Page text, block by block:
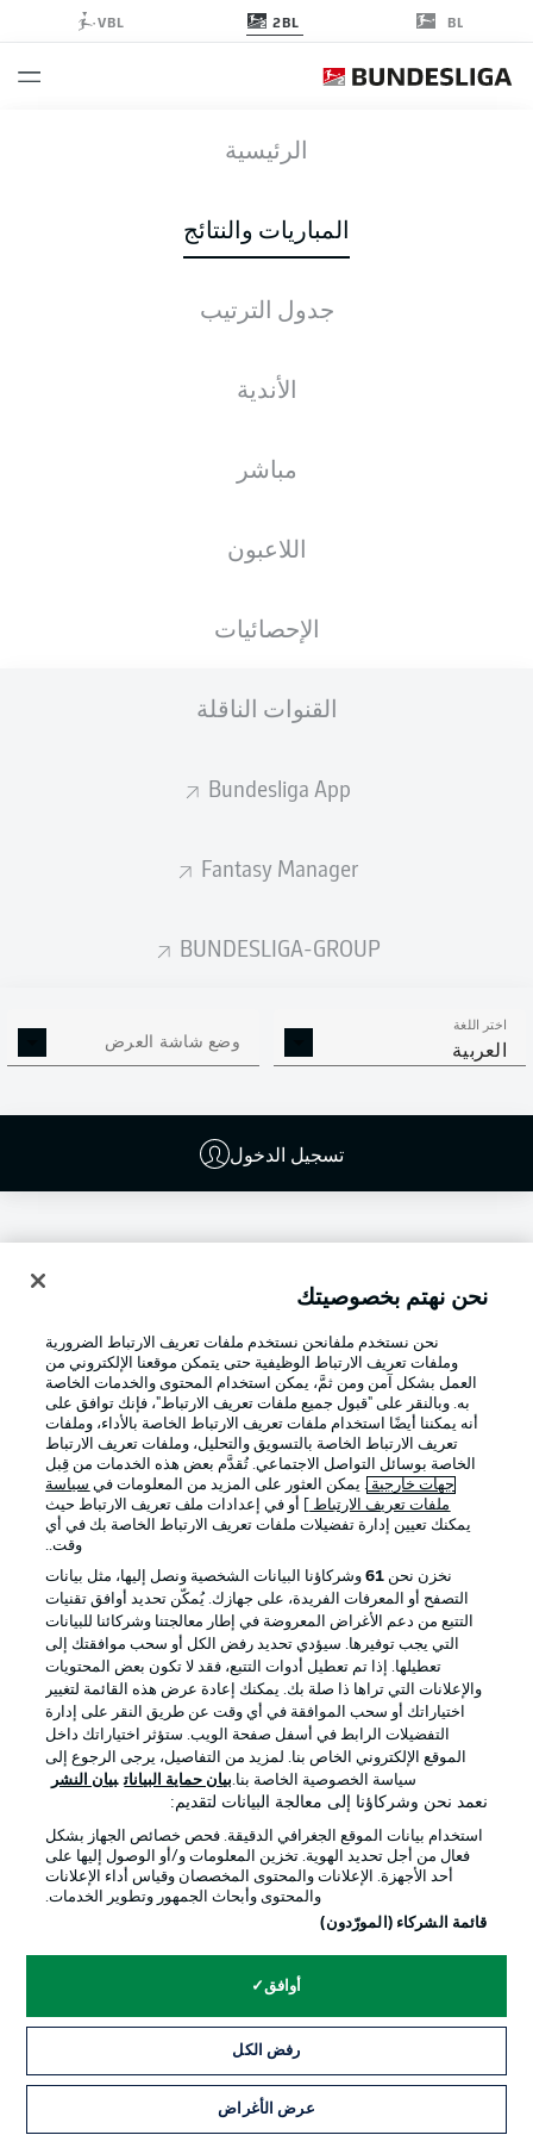
BL
2BL
VBL
الرئيسية
المباريات والنتائج
جدول الترتيب
الأندية
مباشر
اللاعبون
الإحصائيات
القنوات الناقلة
Bundesliga App
Fantasy Manager
BUNDESLIGA-GROUP
اختر اللغة
العربية وضع شاشة العرض
تسجيل الدخول
الأخبار التشكيلات الإحصائيات
لم يُحدد موعد هذه الجولة بعد.
إعلان
Football as it's meant to be
تطبيق الدوري الألماني
Official Partners
إدارة التفضيلات بيان الخصوصية
الوظائف
جهة النشر تواصل معنا
نحن نهتم بخصوصيتك
نحن نستخدم ملفانحن نستخدم ملفات تعريف الارتباط الضرورية
وملفات تعريف الارتباط الوظيفية حتى يتمكن موقعنا الإلكتروني من
العمل بشكل آمن ومن ثمَّ، يمكن استخدام المحتوى والخدمات الخاصة
به. وبالنقر على "قبول جميع ملفات تعريف الارتباط"، فإنك توافق على
أنه يمكننا أيضًا استخدام ملفات تعريف الارتباط الخاصة بالأداء، وملفات
تعريف الارتباط الخاصة بالتسويق والتحليل، وملفات تعريف الارتباط
الخاصة بوسائل التواصل الاجتماعي. تُقدَّم بعض هذه الخدمات من قِبل
جهات خارجية . يمكن العثور على المزيد من المعلومات في سياسة
ملفات تعريف الارتباط
] أو في إعدادات ملف تعريف الارتباط حيث
يمكنك تعيين إدارة تفضيلات ملفات تعريف الارتباط الخاصة بك في أي
وقت..
نخزن نحن 61وشركاؤنا البيانات الشخصية ونصل إليها، مثل بيانات
التصفح أو المعرفات الفريدة، على جهازك. يُمكّن تحديد أوافق تقنيات
التتبع من دعم الأغراض المعروضة في إطار معالجتنا وشركائنا للبيانات
التي يجب توفيرها. سيؤدي تحديد رفض الكل أو سحب موافقتك إلى
تعطيلها. إذا تم تعطيل أدوات التتبع، فقد لا تكون بعض المحتويات
والإعلانات التي تراها ذا صلة بك. يمكنك إعادة عرض هذه القائمة لتغيير
اختياراتك أو سحب الموافقة في أي وقت عن طريق النقر على إدارة
التفضيلات الرابط في أسفل صفحة الويب. ستؤثر اختياراتك داخل
الموقع الإلكتروني الخاص بنا. لمزيد من التفاصيل، يرجى الرجوع إلى
سياسة الخصوصية الخاصة بنا.بيان حماية البيانات بيان النشر
نعمد نحن وشركاؤنا إلى معالجة البيانات لتقديم:
استخدام بيانات الموقع الجغرافي الدقيقة. فحص خصائص الجهاز بشكل
فعال من أجل تحديد الهوية. تخزين المعلومات و/أو الوصول إليها على
أحد الأجهزة. الإعلانات والمحتوى المخصصان وقياس أداء الإعلانات
والمحتوى وأبحاث الجمهور وتطوير الخدمات.
قائمة الشركاء (المورّدون)
أوافق
رفض الكل
عرض الأغراض